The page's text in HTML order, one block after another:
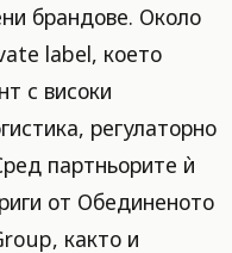
брандове. Около
label, което
с високи
регулаторно
партньорите ѝ
от Обединеното
както и